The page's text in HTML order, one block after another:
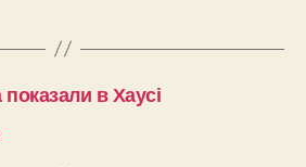
в Хаусі